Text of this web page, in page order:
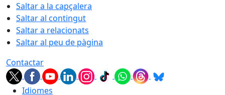
Saltar a la capçalera
Saltar al contingut
Saltar a relacionats
Saltar al peu de pàgina
Contactar
Idiomes